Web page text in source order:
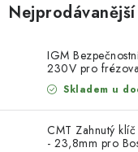
DÁRKOVÉ POUKAZY
STROJE DO DÍLNY
Nejprodávanější
IGM
230V pro
Skladem u
CMT Zahnutý
- 23,8mm pro